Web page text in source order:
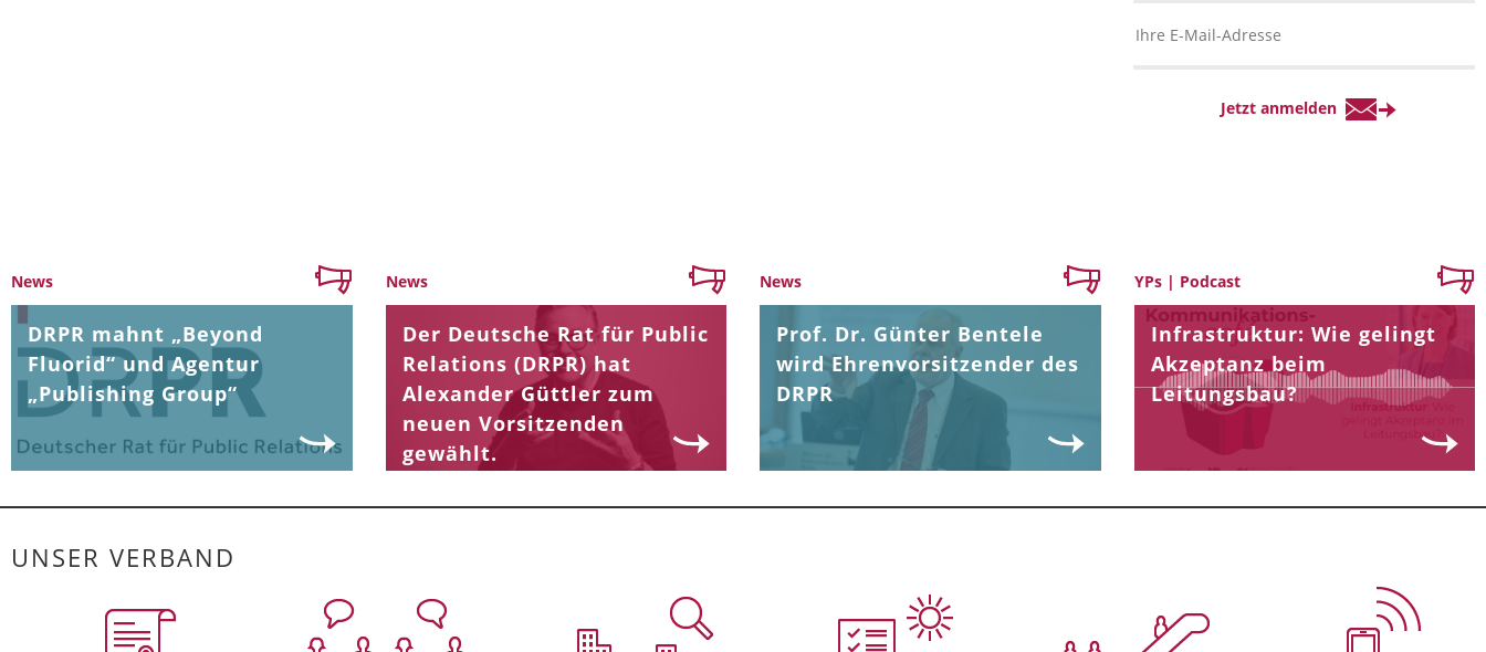
News
DRPR mahnt „Beyond
Fluorid“ und Agentur
„Publishing Group“
News
Der Deutsche Rat für Public
Relations (DRPR) hat
Alexander Güttler zum
neuen Vorsitzenden
gewählt.
News
Prof. Dr. Günter Bentele
wird Ehrenvorsitzender des
DRPR
YPs | Podcast
Infrastruktur: Wie gelingt
Akzeptanz beim
Leitungsbau?
UNSER VERBAND